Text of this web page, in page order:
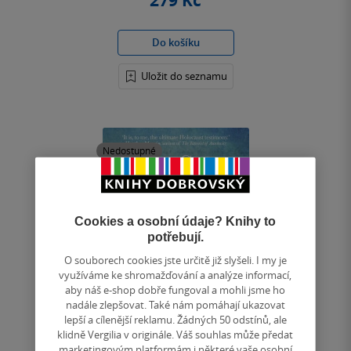
Do košíku
Uložit do seznamu
Nedostupné
Cookies a osobní údaje? Knihy to
potřebují.
O souborech cookies jste určitě již slyšeli. I my je
využíváme ke shromažďování a analýze informací,
aby náš e-shop dobře fungoval a mohli jsme ho
nadále zlepšovat. Také nám pomáhají ukazovat
lepší a cílenější reklamu. Žádných 50 odstínů, ale
klidně Vergilia v originále. Váš souhlas může předat